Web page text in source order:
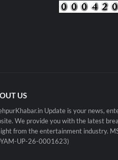
US
Update is your news,
We provide you with the latest
from the entertainment industry.
UP-26-0001623)